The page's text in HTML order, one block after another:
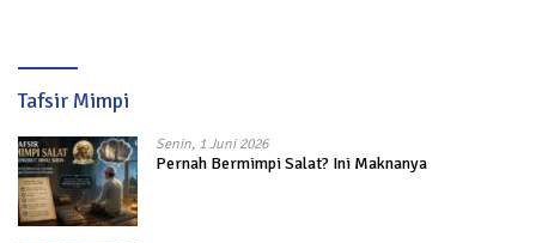
Tafsir Mimpi
Senin, 1 Juni 2026
Pernah Bermimpi Salat? Ini Maknanya